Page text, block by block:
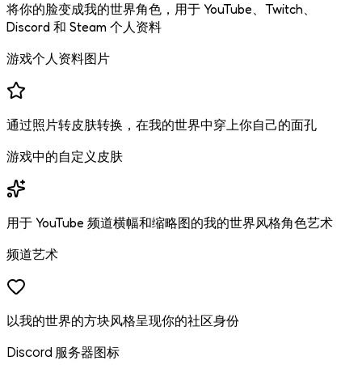
将你的脸变成我的世界角色，用于 YouTube、Twitch、
Discord 和 Steam 个人资料
游戏个人资料图片
通过照片转皮肤转换，在我的世界中穿上你自己的面孔
游戏中的自定义皮肤
用于 YouTube 频道横幅和缩略图的我的世界风格角色艺术
频道艺术
以我的世界的方块风格呈现你的社区身份
Discord 服务器图标